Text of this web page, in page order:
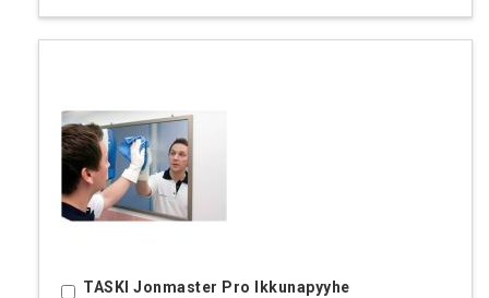
TASKI Jonmaster Pro Ikkunapyyhe
Ostoskoriin